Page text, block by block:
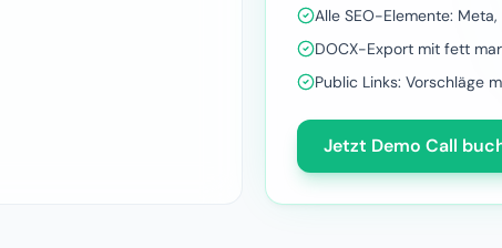
Alle SEO-Elemente: Meta,
DOCX-Export mit fett
Public Links: Vorschläge
Jetzt Demo Call